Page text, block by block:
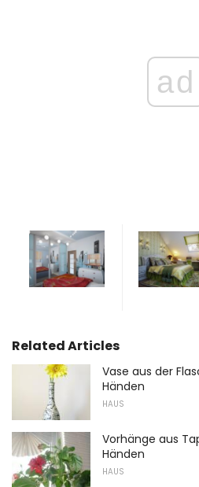
ad
Related Articles
Vase aus der
Händen
HAUS
Vorhänge aus
Händen
HAUS